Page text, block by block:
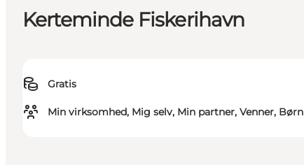
Kerteminde Fiskerihavn
Gratis
Min virksomhed, Mig selv, Min partner, Venner, Børn